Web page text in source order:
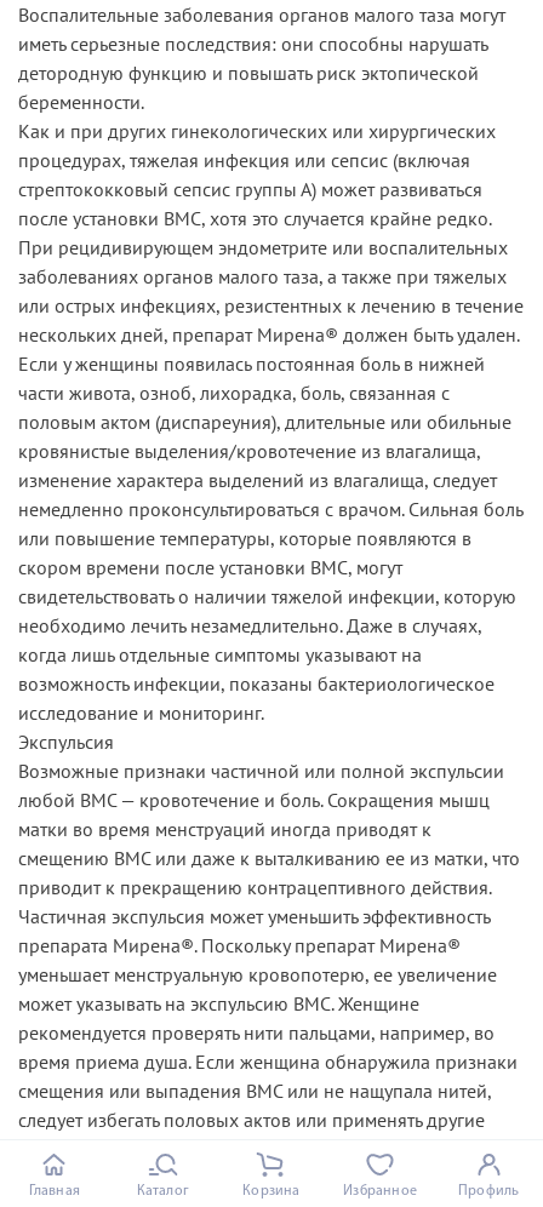
Воспалительные заболевания органов малого таза могут
иметь серьезные последствия: они способны нарушать
детородную функцию и повышать риск эктопической
беременности.
Как и при других гинекологических или хирургических
процедурах, тяжелая инфекция или сепсис (включая
стрептококковый сепсис группы А) может развиваться
после установки ВМС, хотя это случается крайне редко.
При рецидивирующем эндометрите или воспалительных
заболеваниях органов малого таза, а также при тяжелых
или острых инфекциях, резистентных к лечению в течение
нескольких дней, препарат Мирена® должен быть удален.
Если у женщины появилась постоянная боль в нижней
части живота, озноб, лихорадка, боль, связанная с
половым актом (диспареуния), длительные или обильные
кровянистые выделения/кровотечение из влагалища,
изменение характера выделений из влагалища, следует
немедленно проконсультироваться с врачом. Сильная боль
или повышение температуры, которые появляются в
скором времени после установки ВМС, могут
свидетельствовать о наличии тяжелой инфекции, которую
необходимо лечить незамедлительно. Даже в случаях,
когда лишь отдельные симптомы указывают на
возможность инфекции, показаны бактериологическое
исследование и мониторинг.
Экспульсия
Возможные признаки частичной или полной экспульсии
любой ВМС — кровотечение и боль. Сокращения мышц
матки во время менструаций иногда приводят к
смещению ВМС или даже к выталкиванию ее из матки, что
приводит к прекращению контрацептивного действия.
Частичная экспульсия может уменьшить эффективность
препарата Мирена®. Поскольку препарат Мирена®
уменьшает менструальную кровопотерю, ее увеличение
может указывать на экспульсию ВМС. Женщине
рекомендуется проверять нити пальцами, например, во
время приема душа. Если женщина обнаружила признаки
смещения или выпадения ВМС или не нащупала нитей,
следует избегать половых актов или применять другие
методы контрацепции, а также как можно быстрее
обратиться к врачу.
Главная Каталог Корзина Избранное Профиль